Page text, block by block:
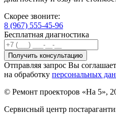
Скорее звоните:
8 (967) 555-45-96
Бесплатная диагностика
Отправляя запрос Вы
на обработку персональных
© Ремонт проекторов «На 5»,
Сервисный центр